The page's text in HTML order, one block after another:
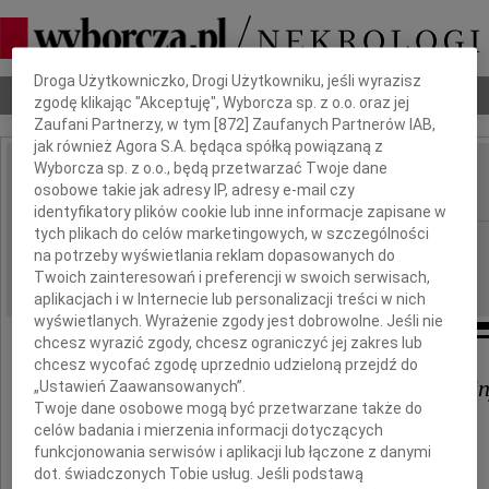
Nekrologi Odeszli Poradnik pogrzebowy
IMIĘ I NAZWISKO: Stefania Grabowska
REGION: Bydgoszcz
DATA EMISJI: 19.11.2018
Dla Męża, Wnuków oraz
z powodu śmierci
Dbamy o Twoją prywatność
Droga Użytkowniczko, Drogi Użytkowniku, jeśli wyrazisz
zgodę klikając "Akceptuję", Wyborcza sp. z o.o. oraz jej
Zaufani Partnerzy, w tym [872 ] Zaufanych Partnerów IAB,
jak również Agora S.A. będąca spółką powiązaną z
Wyborcza sp. z o.o., będą przetwarzać Twoje dane
osobowe takie jak adresy IP, adresy e-mail czy
identyfikatory plików cookie lub inne informacje zapisane w
tych plikach do celów marketingowych, w szczególności
na potrzeby wyświetlania reklam dopasowanych do
Twoich zainteresowań i preferencji w swoich serwisach,
aplikacjach i w Internecie lub personalizacji treści w nich
wyświetlanych. Wyrażenie zgody jest dobrowolne. Jeśli nie
chcesz wyrazić zgody, chcesz ograniczyć jej zakres lub
chcesz wycofać zgodę uprzednio udzieloną przejdź do
„Ustawień Zaawansowanych”.
Twoje dane osobowe mogą być przetwarzane także do
celów badania i mierzenia informacji dotyczących
funkcjonowania serwisów i aplikacji lub łączone z danymi
dot. świadczonych Tobie usług. Jeśli podstawą